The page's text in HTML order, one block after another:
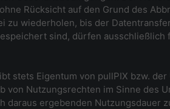
Rücksicht auf den Grund des
zu wiederholen, bis der
sind, dürfen
stets Eigentum von pullPIX bzw.
Nutzungsrechten im Sinne des
ergebenden Nutzungsdauer